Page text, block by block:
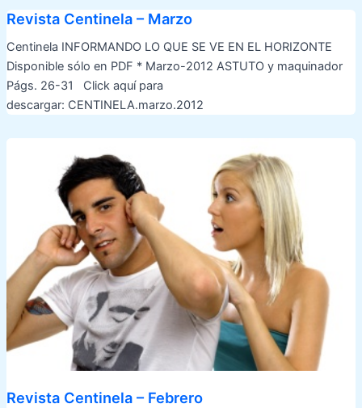
Revista Centinela – Marzo
Centinela INFORMANDO LO QUE SE VE EN EL HORIZONTE
Disponible sólo en PDF * Marzo-2012 ASTUTO y maquinador
Págs. 26-31 Click aquí para
descargar: CENTINELA.marzo.2012
Revista Centinela – Febrero